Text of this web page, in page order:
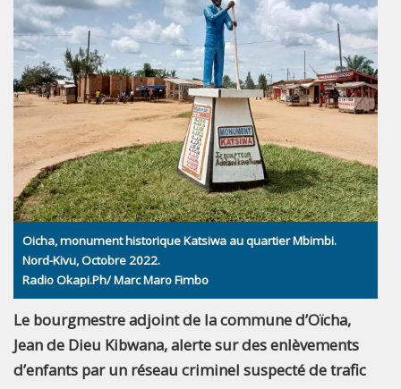
Oicha, monument historique Katsiwa au quartier Mbimbi.
Nord-Kivu, Octobre 2022.
Radio Okapi.Ph/ Marc Maro Fimbo
Le bourgmestre adjoint de la commune d’Oïcha,
Jean de Dieu Kibwana, alerte sur des enlèvements
d’enfants par un réseau criminel suspecté de trafic